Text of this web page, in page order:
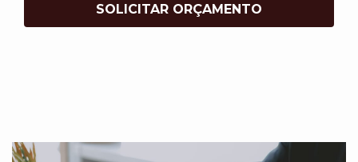
SOLICITAR ORÇAMENTO